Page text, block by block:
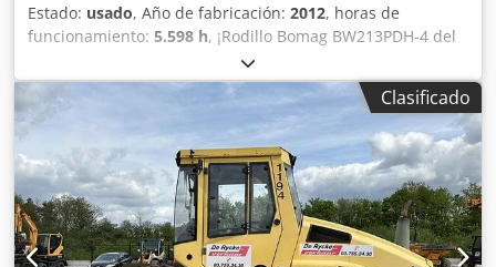
Estado: usado, Año de fabricación: 2012, horas de
funcionamiento: 5.598 h, ¡Rodillo Bomag BW213PDH-4 del
año 2012 con solo 5.598 horas de trabajo! ----* Fabricante:
Bomag * Modelo: BW213PDH-4 * Año: 2012 * Horas de uso
registradas: aprox. 5.598 * Peso operativo: 13.100 KG * Aire
acondicionado * Máquina alemana * 119 kW * Motor
diésel Deutz * Más fotos y vídeo disponibles bajo solicitud
* Precio: 39.900 euros, neto + 19% IVA ----Para más
información, por favor llame: Erik Kortum: WhatsApp Kai
Kortum: WhatsApp Todos los datos son sin garantía;
sujetos a errores y venta previa. Dedpfjyt Uirsx Abzsck
Clasificado